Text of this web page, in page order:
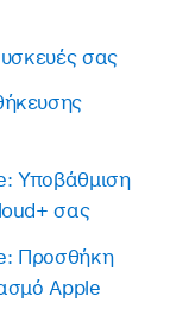
σας
Υποβάθμιση
σας
Προσθήκη
Apple